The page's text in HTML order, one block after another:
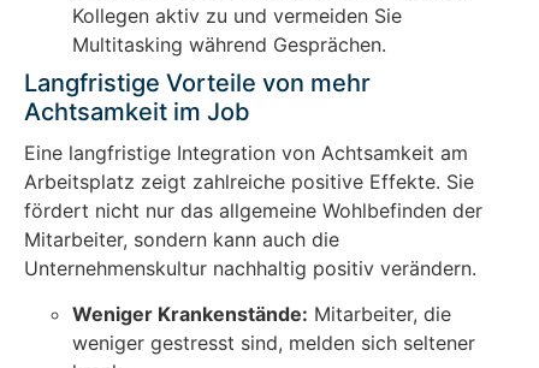
Kollegen aktiv zu und vermeiden Sie
Multitasking während Gesprächen.
Langfristige Vorteile von mehr
Achtsamkeit im Job
Eine langfristige Integration von Achtsamkeit am
Arbeitsplatz zeigt zahlreiche positive Effekte. Sie
fördert nicht nur das allgemeine Wohlbefinden der
Mitarbeiter, sondern kann auch die
Unternehmenskultur nachhaltig positiv verändern.
Weniger Krankenstände: Mitarbeiter, die
weniger gestresst sind, melden sich seltener